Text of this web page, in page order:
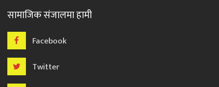
सामाजिक संजालमा हामी
Facebook
Twitter